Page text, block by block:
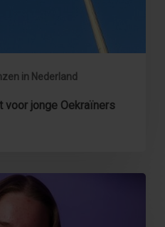
in Nederland
voor jonge Oekraïners